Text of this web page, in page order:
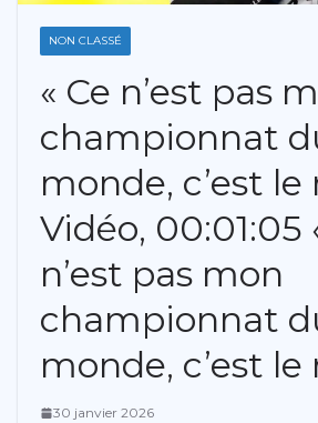
NON CLASSÉ
« Ce n’est pas
championnat
monde, c’est le
Vidéo, 00:01:05
n’est pas mon
championnat
monde, c’est le
30 janvier 2026